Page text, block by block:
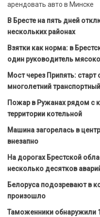
арендовать авто в Минске
В Бресте на пять дней
нескольких районах
Взятки как норма: в
один руководитель
Мост через Припять:
многолетний
Пожар в Ружанах рядом с
территории котельной
Машина загорелась в
внезапно
На дорогах Брестской
несколько десятков
Белоруса подозревают в
произошло
Таможенники обнаружили